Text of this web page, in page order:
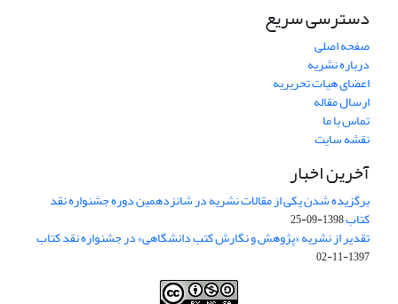
دسترسی سریع
صفحه اصلی
درباره نشریه
اعضای هیات تحریریه
ارسال مقاله
تماس با ما
نقشه سایت
آخرین اخبار
برگزیده شدن یکی از مقالات نشریه در شانزدهمین دوره جشنواره نقد
کتاب1398-09-25
تقدیر از نشریه «پژوهش و نگارش کتب دانشگاهی» در جشنواره نقد کتاب
1397-11-02